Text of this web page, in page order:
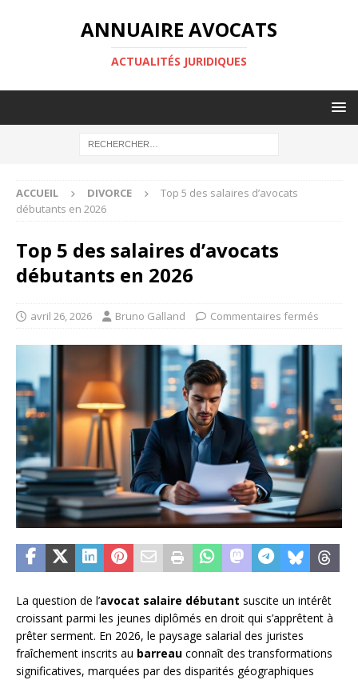
ANNUAIRE AVOCATS
ACTUALITÉS JURIDIQUES
ACCUEIL DIVORCE
Top 5 des salaires d’avocats
débutants en 2026
Top 5 des salaires d’avocats
débutants en 2026
avril 26, 2026 Bruno Galland Commentaires fermés
La question de l’avocat salaire débutant suscite un intérêt
croissant parmi les jeunes diplômés en droit qui s’apprêtent à
prêter serment. En 2026, le paysage salarial des juristes
fraîchement inscrits au barreau connaît des transformations
significatives, marquées par des disparités géographiques